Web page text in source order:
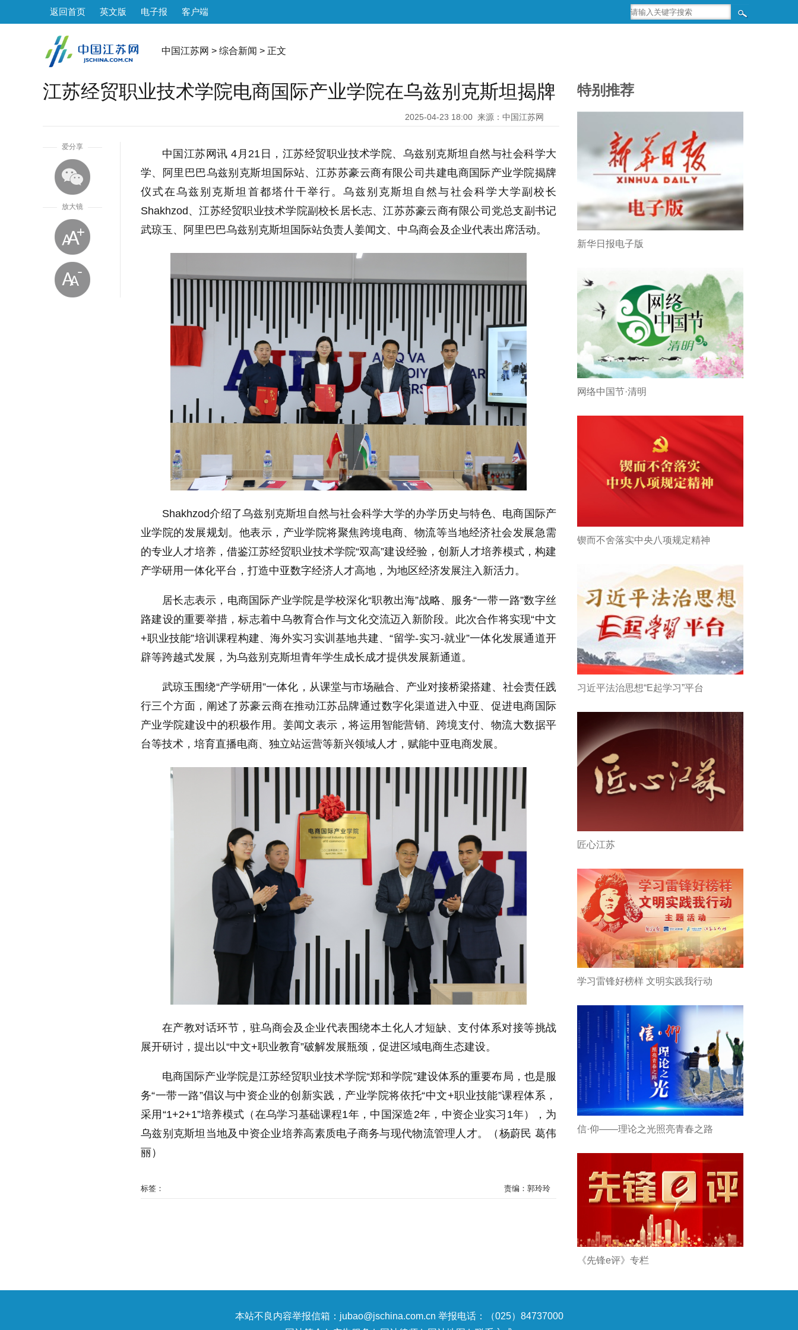
返回首页 英文版 电子报 客户端
中国江苏网 > 综合新闻 > 正文
江苏经贸职业技术学院电商国际产业学院在乌兹别克斯坦揭牌
2025-04-23 18:00 来源：中国江苏网
爱分享
放大镜
中国江苏网讯 4月21日，江苏经贸职业技术学院、乌兹别克斯坦自然与社会科学大
学、阿里巴巴乌兹别克斯坦国际站、江苏苏豪云商有限公司共建电商国际产业学院揭牌
仪式在乌兹别克斯坦首都塔什干举行。乌兹别克斯坦自然与社会科学大学副校长
Shakhzod、江苏经贸职业技术学院副校长居长志、江苏苏豪云商有限公司党总支副书记
武琼玉、阿里巴巴乌兹别克斯坦国际站负责人姜闻文、中乌商会及企业代表出席活动。
Shakhzod介绍了乌兹别克斯坦自然与社会科学大学的办学历史与特色、电商国际产
业学院的发展规划。他表示，产业学院将聚焦跨境电商、物流等当地经济社会发展急需
的专业人才培养，借鉴江苏经贸职业技术学院“双高”建设经验，创新人才培养模式，构建
产学研用一体化平台，打造中亚数字经济人才高地，为地区经济发展注入新活力。
居长志表示，电商国际产业学院是学校深化“职教出海”战略、服务“一带一路”数字丝
路建设的重要举措，标志着中乌教育合作与文化交流迈入新阶段。此次合作将实现“中文
+职业技能”培训课程构建、海外实习实训基地共建、“留学-实习-就业”一体化发展通道开
辟等跨越式发展，为乌兹别克斯坦青年学生成长成才提供发展新通道。
武琼玉围绕“产学研用”一体化，从课堂与市场融合、产业对接桥梁搭建、社会责任践
行三个方面，阐述了苏豪云商在推动江苏品牌通过数字化渠道进入中亚、促进电商国际
产业学院建设中的积极作用。姜闻文表示，将运用智能营销、跨境支付、物流大数据平
台等技术，培育直播电商、独立站运营等新兴领域人才，赋能中亚电商发展。
在产教对话环节，驻乌商会及企业代表围绕本土化人才短缺、支付体系对接等挑战
展开研讨，提出以“中文+职业教育”破解发展瓶颈，促进区域电商生态建设。
电商国际产业学院是江苏经贸职业技术学院“郑和学院”建设体系的重要布局，也是服
务“一带一路”倡议与中资企业的创新实践，产业学院将依托“中文+职业技能”课程体系，
采用“1+2+1”培养模式（在乌学习基础课程1年，中国深造2年，中资企业实习1年），为
乌兹别克斯坦当地及中资企业培养高素质电子商务与现代物流管理人才。（杨蔚民 葛伟
丽）
标签： 责编：郭玲玲
特别推荐
新华日报电子版
网络中国节·清明
锲而不舍落实中央八项规定精神
习近平法治思想“E起学习”平台
匠心江苏
学习雷锋好榜样 文明实践我行动
信·仰——理论之光照亮青春之路
《先锋e评》专栏
本站不良内容举报信箱：jubao@jschina.com.cn 举报电话：（025）84737000